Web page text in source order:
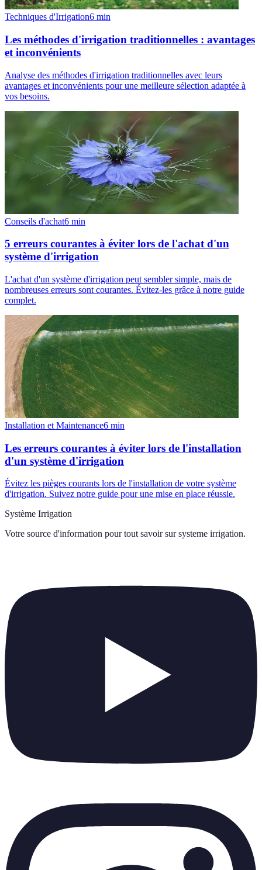
Techniques d'Irrigation6 min
Les méthodes d'irrigation traditionnelles : avantages
et inconvénients
Analyse des méthodes d'irrigation traditionnelles avec leurs
avantages et inconvénients pour une meilleure sélection adaptée à
vos besoins.
Conseils d'achat6 min
5 erreurs courantes à éviter lors de l'achat d'un
système d'irrigation
L'achat d'un système d'irrigation peut sembler simple, mais de
nombreuses erreurs sont courantes. Évitez-les grâce à notre guide
complet.
Installation et Maintenance6 min
Les erreurs courantes à éviter lors de l'installation
d'un système d'irrigation
Évitez les pièges courants lors de l'installation de votre système
d'irrigation. Suivez notre guide pour une mise en place réussie.
Système Irrigation
Votre source d'information pour tout savoir sur systeme irrigation.